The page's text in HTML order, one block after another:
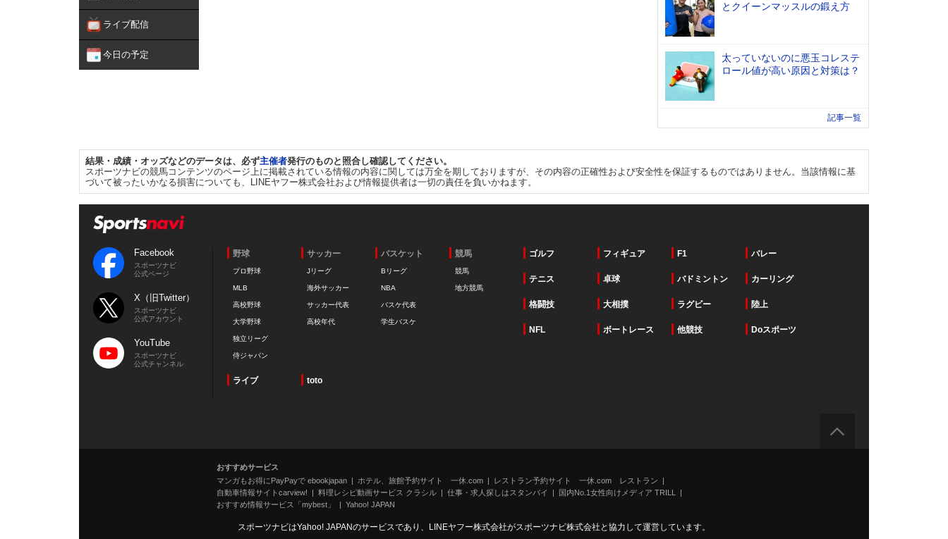
ライブ配信
今日の予定
とクイーンマッスルの鍛え方
太っていないのに悪玉コレステ
ロール値が高い原因と対策は？
記事一覧
結果・成績・オッズなどのデータは、必ず主催者発行のものと照合し確認してください。
スポーツナビの競馬コンテンツのページ上に掲載されている情報の内容に関しては万全を期しておりますが、その内容の正確性および安全性を保証するものではありません。当該情報に基
づいて被ったいかなる損害についても、LINEヤフー株式会社および情報提供者は一切の責任を負いかねます。
Facebook
スポーツナビ
公式ページ
X（旧Twitter）
スポーツナビ
公式アカウント
YouTube
スポーツナビ
公式チャンネル
野球
プロ野球
MLB
高校野球
大学野球
独立リーグ
侍ジャパン
サッカー
Jリーグ
海外サッカー
サッカー代表
高校年代
バスケット
Bリーグ
NBA
バスケ代表
学生バスケ
競馬
競馬
地方競馬
ゴルフ フィギュア F1 バレー
テニス 卓球 バドミントン カーリング
格闘技 大相撲 ラグビー 陸上
NFL ボートレース 他競技 Doスポーツ
ライブ toto
おすすめサービス
マンガもお得にPayPayで ebookjapan
ホテル、旅館予約サイト 一休.com
レストラン予約サイト 一休.com レストラン
自動車情報サイトcarview!
料理レシピ動画サービス クラシル 仕事・求人探しはスタンバイ
国内No.1女性向けメディア TRILL
おすすめ情報サービス「mybest」
Yahoo! JAPAN
スポーツナビはYahoo! JAPANのサービスであり、LINEヤフー株式会社がスポーツナビ株式会社と協力して運営しています。